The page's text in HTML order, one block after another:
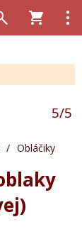
5/5
/ Obláčiky